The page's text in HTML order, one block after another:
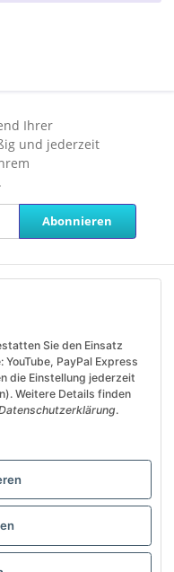
Ihrer
und jederzeit
Abonnieren
Sie den Einsatz
PayPal Express
die Einstellung jederzeit
Weitere Details finden
.